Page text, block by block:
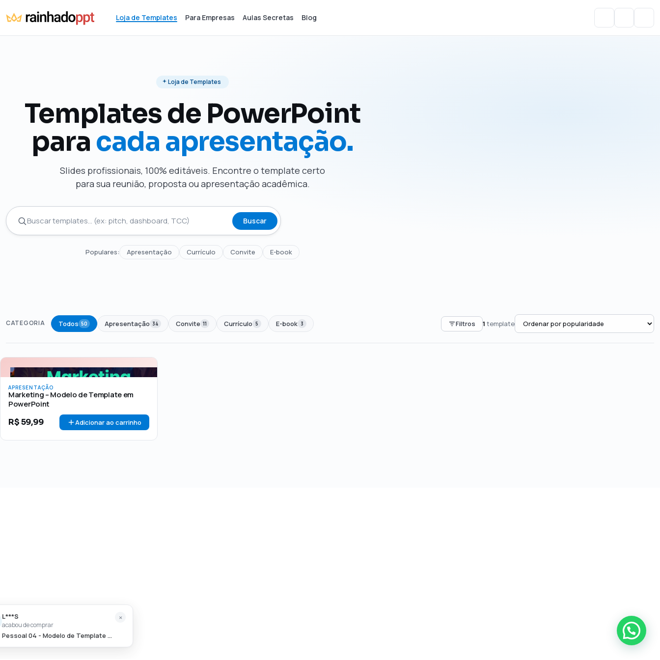
Loja de Templates Para Empresas Aulas Secretas Blog
Loja de Templates
Templates de PowerPoint
para cada apresentação.
Slides profissionais, 100% editáveis. Encontre o template certo
para sua reunião, proposta ou apresentação acadêmica.
Buscar
Populares: Apresentação Currículo Convite E-book
CATEGORIA Todos 50 Apresentação 34 Convite 11 Currículo 5 E-book 3 Filtros 1 template
PREÇO Todos Até R$50 R$50 – R$100
APRESENTAÇÃO
Marketing – Modelo de Template em
PowerPoint
R$59,99 Adicionar ao carrinho
acabou de comprar